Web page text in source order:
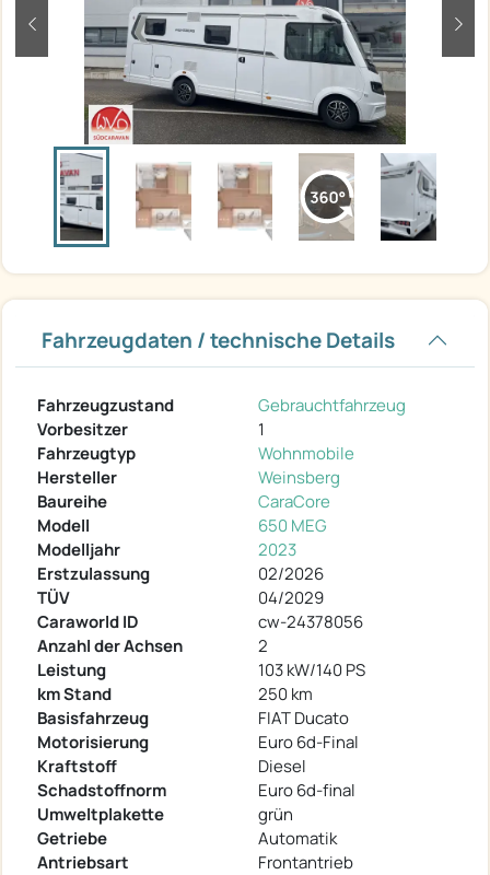
zurück
Fahrzeugdaten / technische Details
Fahrzeugzustand
Gebrauchtfahrzeug
Vorbesitzer
1
Fahrzeugtyp
Wohnmobile
Hersteller
Weinsberg
Baureihe
CaraCore
Modell
650 MEG
Modelljahr
2023
Erstzulassung
02/2026
TÜV
04/2029
Caraworld ID
cw-24378056
Anzahl der Achsen
2
Leistung
103 kW/140 PS
km Stand
250 km
Basisfahrzeug
FIAT Ducato
Motorisierung
Euro 6d-Final
Kraftstoff
Diesel
Schadstoffnorm
Euro 6d-final
Umweltplakette
grün
Getriebe
Automatik
Antriebsart
Frontantrieb